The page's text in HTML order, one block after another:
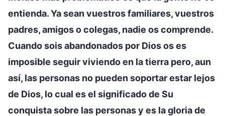
entienda. Ya sean vuestros familiares, vuestros
padres, amigos o colegas, nadie os comprende.
Cuando sois abandonados por Dios os es
imposible seguir viviendo en la tierra pero, aun
así, las personas no pueden soportar estar lejos
de Dios, lo cual es el significado de Su
conquista sobre las personas y es la gloria de